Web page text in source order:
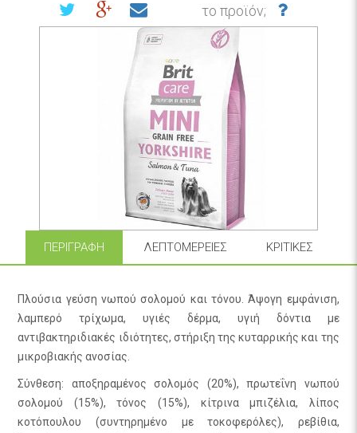
το προϊόν;
ΠΕΡΙΓΡΑΦΉ ΛΕΠΤΟΜΈΡΕΙΕΣ ΚΡΙΤΙΚΈΣ
Πλούσια γεύση νωπού σολομού και τόνου. Άψογη εμφάνιση,
λαμπερό τρίχωμα, υγιές δέρμα, υγιή δόντια με
αντιβακτηριδιακές ιδιότητες, στήριξη της κυταρρικής και της
μικροβιακής ανοσίας.
Σύνθεση: αποξηραμένος σολομός (20%), πρωτεΐνη νωπού
σολομού (15%), τόνος (15%), κίτρινα μπιζέλια, λίπος
κοτόπουλου (συντηρημένο με τοκοφερόλες), ρεβίθια,